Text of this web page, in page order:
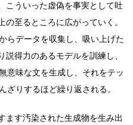
こういった虚偽を事実として吐
の至るところに広がっていく。
らデータを収集し、吸い上げた
得力のあるモデルを訓練し、
意味な文を生成し、それをテッ
ざりするほど繰り返される。
ます汚染された生成物を生み出